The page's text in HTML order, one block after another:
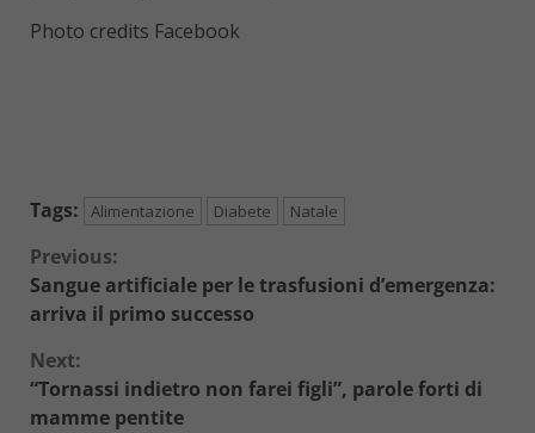
Photo credits Facebook
Tags: Alimentazione Diabete Natale
Continue
Reading
Previous:
Sangue artificiale per le trasfusioni d’emergenza:
arriva il primo successo
Next:
“Tornassi indietro non farei figli”, parole forti di
mamme pentite